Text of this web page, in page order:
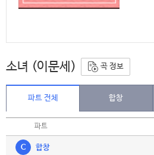
소녀 (이문세) 곡 정보
파트 전체 합창
파트
C 합창